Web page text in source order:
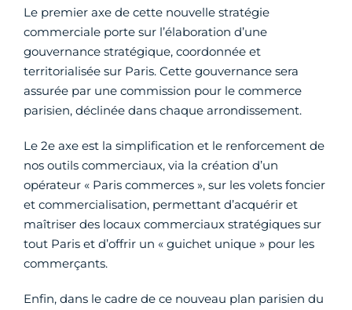
Le premier axe de cette nouvelle stratégie
commerciale porte sur l’élaboration d’une
gouvernance stratégique, coordonnée et
territorialisée sur Paris. Cette gouvernance sera
assurée par une commission pour le commerce
parisien, déclinée dans chaque arrondissement.
Le 2e axe est la simplification et le renforcement de
nos outils commerciaux, via la création d’un
opérateur « Paris commerces », sur les volets foncier
et commercialisation, permettant d’acquérir et
maîtriser des locaux commerciaux stratégiques sur
tout Paris et d’offrir un « guichet unique » pour les
commerçants.
Enfin, dans le cadre de ce nouveau plan parisien du